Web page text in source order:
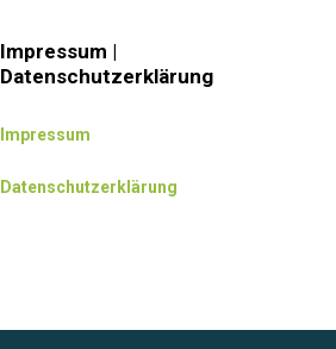
Impressum |
Datenschutzerklärung
Impressum
Datenschutzerklärung